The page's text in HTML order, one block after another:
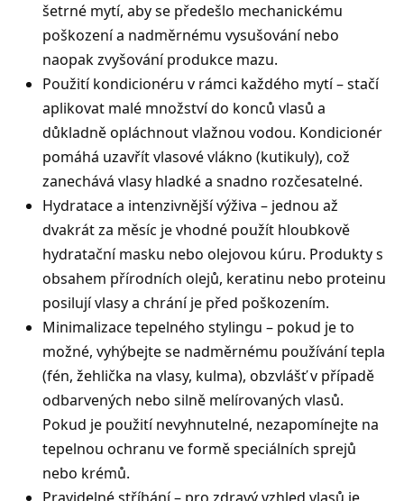
šetrné mytí, aby se předešlo mechanickému
poškození a nadměrnému vysušování nebo
naopak zvyšování produkce mazu.
Použití kondicionéru v rámci každého mytí – stačí
aplikovat malé množství do konců vlasů a
důkladně opláchnout vlažnou vodou. Kondicionér
pomáhá uzavřít vlasové vlákno (kutikuly), což
zanechává vlasy hladké a snadno rozčesatelné.
Hydratace a intenzivnější výživa – jednou až
dvakrát za měsíc je vhodné použít hloubkově
hydratační masku nebo olejovou kúru. Produkty s
obsahem přírodních olejů, keratinu nebo proteinu
posilují vlasy a chrání je před poškozením.
Minimalizace tepelného stylingu – pokud je to
možné, vyhýbejte se nadměrnému používání tepla
(fén, žehlička na vlasy, kulma), obzvlášť v případě
odbarvených nebo silně melírovaných vlasů.
Pokud je použití nevyhnutelné, nezapomínejte na
tepelnou ochranu ve formě speciálních sprejů
nebo krémů.